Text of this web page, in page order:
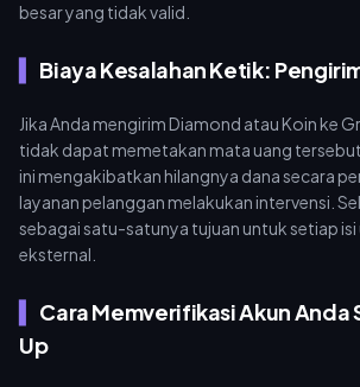
besar yang tidak valid.
Biaya Kesalahan Ketik:
Jika Anda mengirim Diamond atau Koin ke
tidak dapat memetakan mata uang tersebut
ini mengakibatkan hilangnya dana secara
layanan pelanggan melakukan intervensi.
sebagai satu-satunya tujuan untuk setiap isi
eksternal.
Cara Memverifikasi Akun Anda
Up